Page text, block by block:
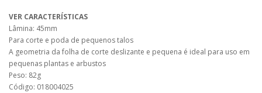
VER CARACTERÍSTICAS
Lâmina: 45mm
Para corte e poda de pequenos talos
A geometria da folha de corte deslizante e pequena é ideal para uso em
pequenas plantas e arbustos
Peso: 82g
Código: 018004025